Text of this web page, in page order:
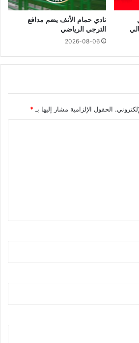
نادي حمام الأنف يضم مدافع
الترجي الرياضي
2026-08-06
الحقول الإلزامية مشار إليها بـ *